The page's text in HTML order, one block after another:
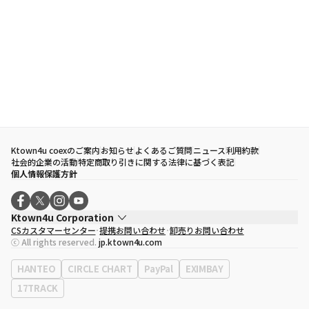
Ktown4u coexのご案内お知らせよくあるご質問ニュース利用約款
社会的企業の活動特定商取り引きに関する法律に基づく表記
個人情報保護方針
Ktown4u Corporation
代表取締役
ソン・ヒョミン
事業者登録番号120-87-71116
eContext
0120-23-7523
事務所住所
ソウル特別市江南区永東大路513、3階(三成洞、coex)
CSカスタマーセンター 提携お問い合わせ 卸売りお問い合わせ
ⓒ All rights reserved. jp.ktown4u.com
HANTEO CIRCLE CHART PayPal
EXIMBAY
17TRACK